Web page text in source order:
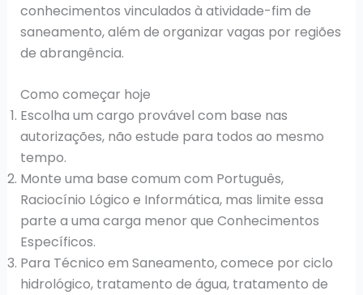
conhecimentos vinculados à atividade-fim de
saneamento, além de organizar vagas por regiões
de abrangência.
Como começar hoje
Escolha um cargo provável com base nas
autorizações, não estude para todos ao mesmo
tempo.
Monte uma base comum com Português,
Raciocínio Lógico e Informática, mas limite essa
parte a uma carga menor que Conhecimentos
Específicos.
Para Técnico em Saneamento, comece por ciclo
hidrológico, tratamento de água, tratamento de